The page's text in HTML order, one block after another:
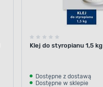
Klej do styropianu 1,5 kg
Dostępne z dostawą
Dostępne w sklepie